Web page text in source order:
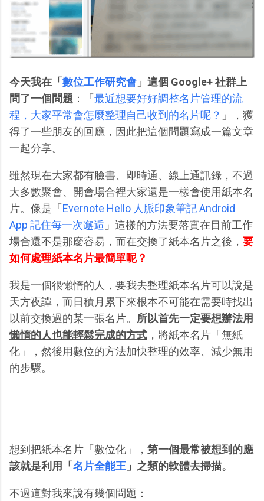
今天我在「數位工作研究會 」這個 Google+ 社群上
問了一個問題 ：「最近想要好好調整名片管理的流
程，大家平常會怎麼整理自己收到的名片呢？ 」，獲
得了一些朋友的回應，因此把這個問題寫成一篇文章
一起分享。
雖然現在大家都有臉書、即時通、線上通訊錄，不過
大多數聚會、開會場合裡大家還是一樣會使用紙本名
片。像是「Evernote Hello 人脈印象筆記 Android
App 記住每一次邂逅 」這樣的方法要落實在目前工作
場合還不是那麼容易，而在交換了紙本名片之後， 要
如何處理紙本名片最簡單呢？
我是一個很懶惰的人，要我去整理紙本名片可以說是
天方夜譚，而日積月累下來根本不可能在需要時找出
以前交換過的某一張名片。 所以首先一定要想辦法用
懶惰的人也能輕鬆完成的方式 ，將紙本名片「無紙
化」，然後用數位的方法加快整理的效率、減少無用
的步驟。
想到把紙本名片「數位化」， 第一個最常被想到的應
該就是利用「名片全能王 」之類的軟體去掃描。
不過這對我來說有幾個問題：